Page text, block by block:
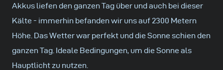
Akkus liefen den ganzen Tag über und auch bei dieser
Kälte - immerhin befanden wir uns auf 2300 Metern
Höhe. Das Wetter war perfekt und die Sonne schien den
ganzen Tag. Ideale Bedingungen, um die Sonne als
Hauptlicht zu nutzen.